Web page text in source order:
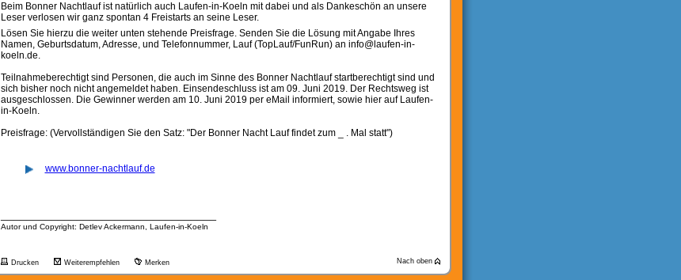
Beim Bonner Nachtlauf ist natürlich auch Laufen-in-Koeln mit dabei und als Dankeschön an unsere
Leser verlosen wir ganz spontan 4 Freistarts an seine Leser.
Lösen Sie hierzu die weiter unten stehende Preisfrage. Senden Sie die Lösung mit Angabe Ihres
Namen, Geburtsdatum, Adresse, und Telefonnummer, Lauf (TopLauf/FunRun) an info@laufen-in-
koeln.de.
Teilnahmeberechtigt sind Personen, die auch im Sinne des Bonner Nachtlauf startberechtigt sind und
sich bisher noch nicht angemeldet haben. Einsendeschluss ist am 09. Juni 2019. Der Rechtsweg ist
ausgeschlossen. Die Gewinner werden am 10. Juni 2019 per eMail informiert, sowie hier auf Laufen-
in-Koeln.
Preisfrage: (Vervollständigen Sie den Satz: "Der Bonner Nacht Lauf findet zum _ . Mal statt")
www.bonner-nachtlauf.de
Autor und Copyright: Detlev Ackermann, Laufen-in-Koeln
Drucken Weiterempfehlen Merken Nach oben